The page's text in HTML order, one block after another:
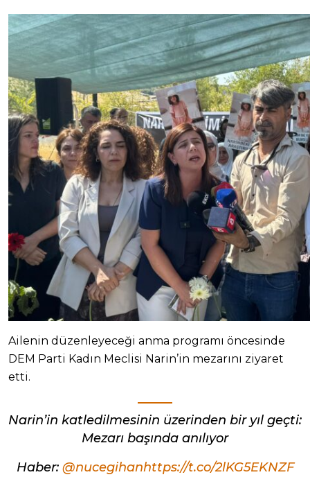
Ailenin düzenleyeceği anma programı öncesinde
DEM Parti Kadın Meclisi Narin’in mezarını ziyaret
etti.
Narin’in katledilmesinin üzerinden bir yıl geçti:
Mezarı başında anılıyor
Haber: @nucegihanhttps://t.co/2lKG5EKNZF